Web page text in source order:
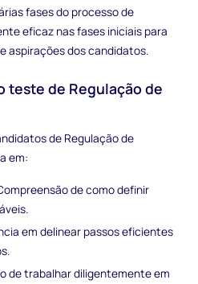
fases do processo de
eficaz nas fases iniciais para
aspirações dos candidatos.
teste de Regulação de
de Regulação de
em:
de como definir
em delinear passos eficientes
de trabalhar diligentemente em